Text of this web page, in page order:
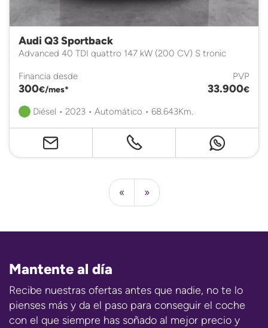
Audi Q3 Sportback
Advanced 40 TDI quattro 147 kW (200 CV) S tronic
Financia desde
300€/mes*
PVP
33.900€
Diésel • 2023 • Automático • 68.643Km.
« »
Mantente al día
Recibe nuestras ofertas antes que nadie, no te lo
pienses más y da el paso para conseguir el coche
con el que siempre has soñado al mejor precio y